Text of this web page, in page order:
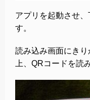
アプリを起動させ
す。
読み込み画面にき
上、QRコードを読